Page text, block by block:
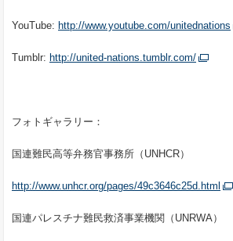
YouTube: http://www.youtube.com/unitednations
Tumblr: http://united-nations.tumblr.com/
フォトギャラリー：
国連難民高等弁務官事務所（UNHCR）
http://www.unhcr.org/pages/49c3646c25d.html
国連パレスチナ難民救済事業機関（UNRWA）